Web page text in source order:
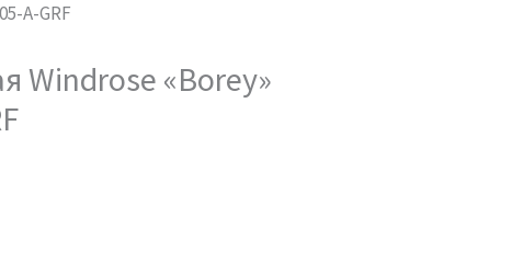
A-GRF
Windrose «Borey»